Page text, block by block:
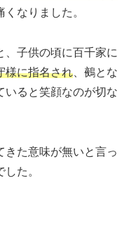
なりました。
、子供の頃に百千家に
様に指名され 、鵺とな
いると笑顔なのが切な
きた意味が無いと言っ
た。